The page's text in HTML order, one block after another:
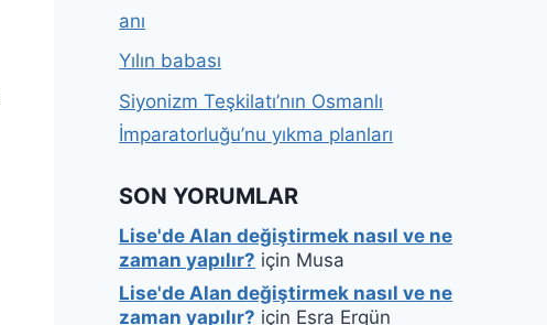
anı
Yılın babası
Siyonizm Teşkilatı’nın Osmanlı
İmparatorluğu’nu yıkma planları
SON YORUMLAR
Lise'de Alan değiştirmek nasıl ve ne
zaman yapılır? için Musa
Lise'de Alan değiştirmek nasıl ve ne
zaman yapılır? için Esra Ergün